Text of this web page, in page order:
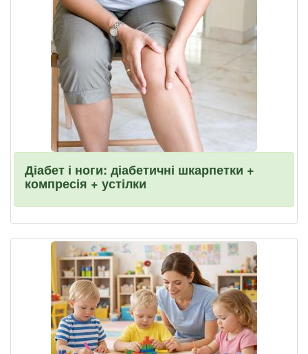
Діабет і ноги: діабетичні шкарпетки +
компресія + устілки